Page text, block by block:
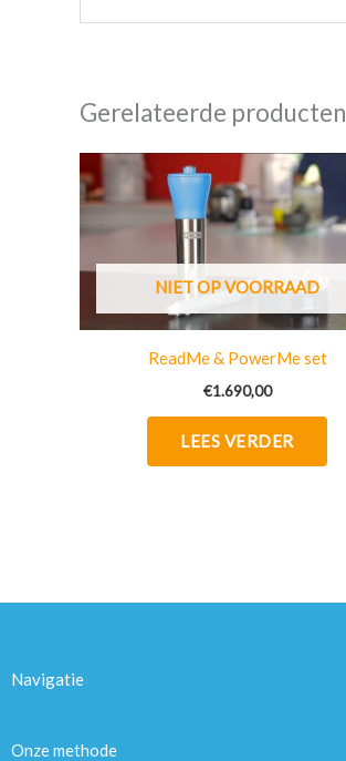
Gerelateerde producten
NIET OP VOORRAAD
ReadMe & PowerMe set
€1.690,00
LEES VERDER
Navigatie
Onze methode